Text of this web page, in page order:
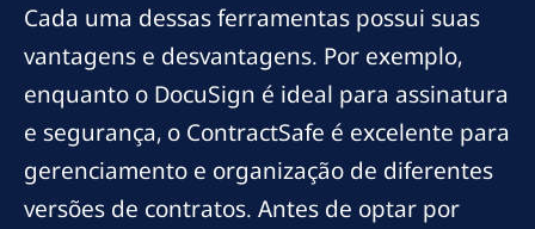
Cada uma dessas ferramentas possui suas
vantagens e desvantagens. Por exemplo,
enquanto o DocuSign é ideal para assinatura
e segurança, o ContractSafe é excelente para
gerenciamento e organização de diferentes
versões de contratos. Antes de optar por